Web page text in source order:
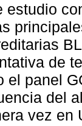
estudio
de
el panel
del
vez en